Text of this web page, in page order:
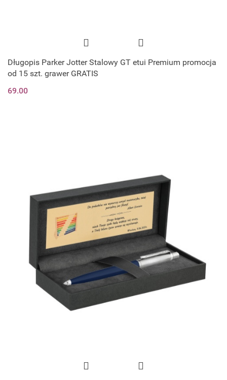
Długopis Parker Jotter Stalowy GT etui Premium promocja
od 15 szt. grawer GRATIS
69.00